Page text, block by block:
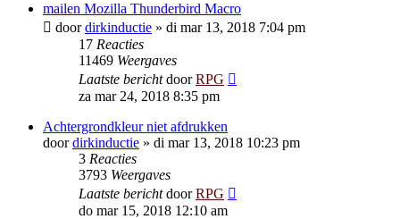
mailen Mozilla Thunderbird Macro
doordirkinductie » di mar 13, 2018 7:04 pm
17 Reacties
11469 Weergaves
Laatste berichtdoorRPG
za mar 24, 2018 8:35 pm
Achtergrondkleur niet afdrukken
doordirkinductie » di mar 13, 2018 10:23 pm
3 Reacties
3793 Weergaves
Laatste berichtdoorRPG
do mar 15, 2018 12:10 am